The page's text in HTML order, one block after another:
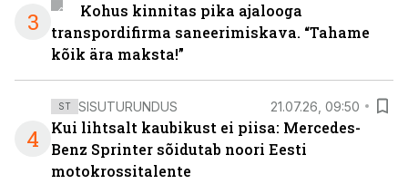
3
Kohus kinnitas pika ajalooga
transpordifirma saneerimiskava. “Tahame
kõik ära maksta!”
4
ST SISUTURUNDUS 21.07.26, 09:50
Kui lihtsalt kaubikust ei piisa: Mercedes-
Benz Sprinter sõidutab noori Eesti
motokrossitalente